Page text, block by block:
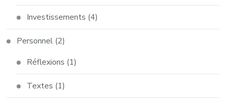
Investissements (4)
Personnel (2)
Réflexions (1)
Textes (1)